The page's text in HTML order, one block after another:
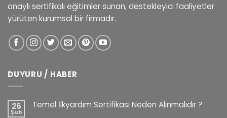
onaylı sertifikalı eğitimler sunan, destekleyici faaliyetler
yürüten kurumsal bir firmadır.
DUYURU / HABER
26
Şub
Temel İlkyardım Sertifikası Neden Alınmalıdır ?